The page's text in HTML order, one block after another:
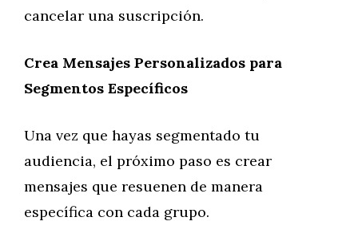
cancelar una suscripción.
Crea Mensajes Personalizados para
Segmentos Específicos
Una vez que hayas segmentado tu
audiencia, el próximo paso es crear
mensajes que resuenen de manera
específica con cada grupo.